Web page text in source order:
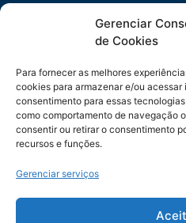
Gerenciar
de Cookies
Para fornecer as melhores
cookies para armazenar e/ou
consentimento para essas
como comportamento de navegação
consentir ou retirar o consentimento
recursos e funções.
Gerenciar serviços
EPR
Copyright 2021 © 2026
Código de Defesa do Consumidor
Política de Cookies